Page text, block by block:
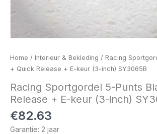
Home / Interieur & Bekleding / Racing
+ Quick Release + E-keur (3-inch) SY3065B
Racing Sportgordel 5-Punts
Release + E-keur (3-inch)
€82.63
Garantie: 2 jaar